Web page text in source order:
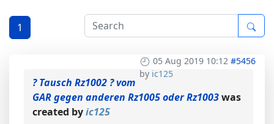
1
05 Aug 2019 10:12 #5456
by ic125
? Tausch Rz1002 ? vom
GAR gegen anderen Rz1005 oder Rz1003was
created byic125